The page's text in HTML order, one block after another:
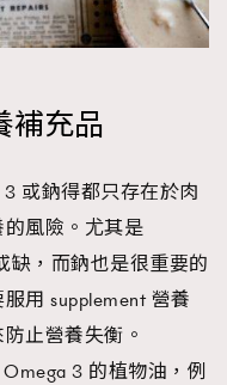
補充品
或鈉得都只存在於肉
風險。尤其是
缺，而鈉也是很重要的
用 supplement 營養
止營養失衡。
3 的植物油，例